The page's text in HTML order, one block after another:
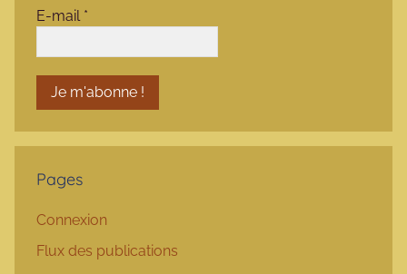
E-mail *
Pages
Connexion
Flux des publications